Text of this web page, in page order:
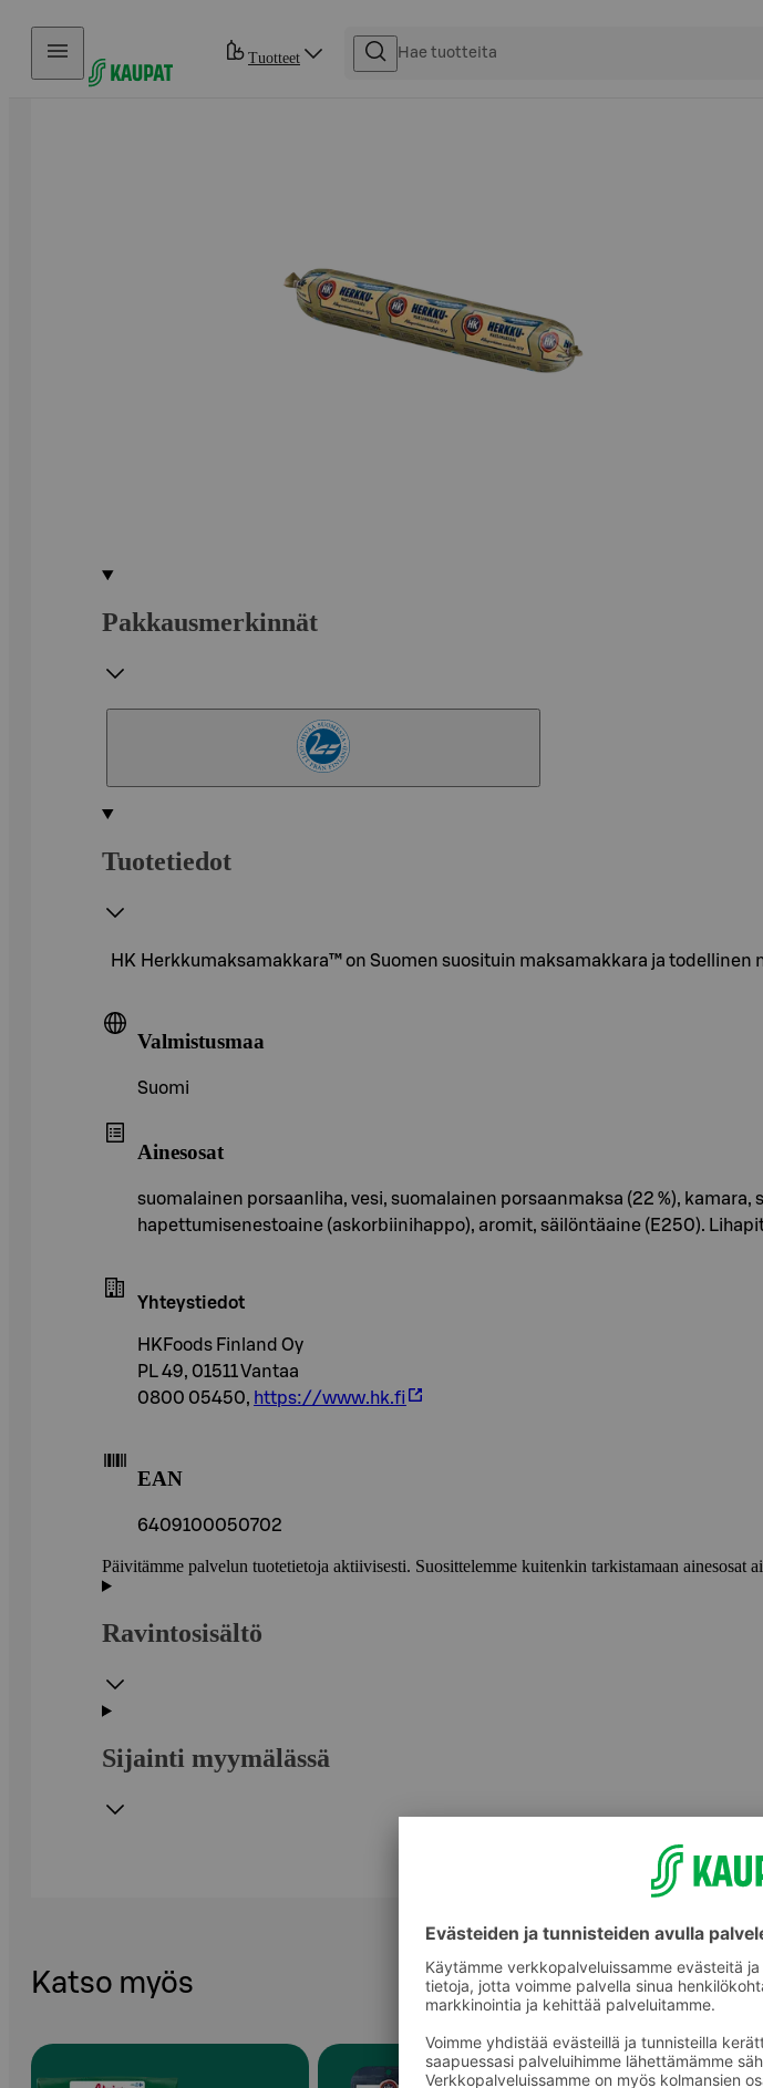
Hyppää sisältöön
Tuotteet
Pakkausmerkinnät
Tuotetiedot
HK Herkkumaksamakkara™ on Suomen suosituin maksamakkara ja
Valmistusmaa
Suomi
Ainesosat
suomalainen porsaanliha, vesi, suomalainen porsaanmaksa (22 %),
hapettumisenestoaine (askorbiinihappo), aromit, säilöntäaine (E250).
Yhteystiedot
HKFoods Finland Oy
PL 49, 01511 Vantaa
0800 05450, https://www.hk.fi
EAN
6409100050702
Päivitämme palvelun tuotetietoja aktiivisesti. Suosittelemme kuitenkin tarkistamaan ainesosat
Ravintosisältö
Sijainti myymälässä
Katso myös